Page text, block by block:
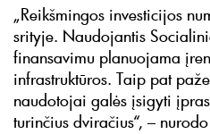
„Reikšmingos investicijos
srityje. Naudojantis
finansavimu planuojama
infrastruktūros. Taip pat
naudotojai galės įsigyti
turinčius dviračius“, –